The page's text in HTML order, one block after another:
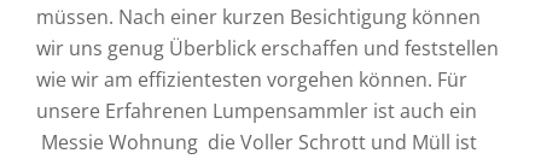
müssen. Nach einer kurzen Besichtigung können
wir uns genug Überblick erschaffen und feststellen
wie wir am effizientesten vorgehen können. Für
unsere Erfahrenen Lumpensammler ist auch ein
Messie Wohnung die Voller Schrott und Müll ist